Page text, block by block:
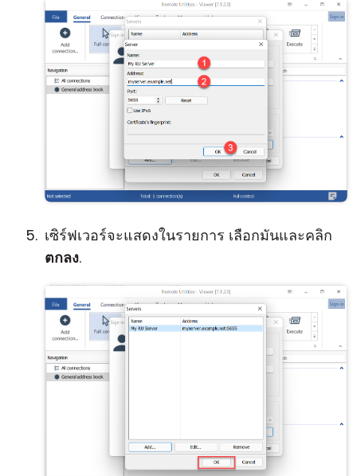
เซิร์ฟเวอร์จะแสดงในรายการ เลือกมันและคลิก
ตกลง.